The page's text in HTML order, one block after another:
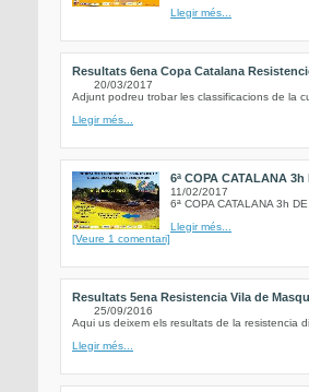
Llegir més...
Resultats 6ena Copa Catalana
20/03/2017
Adjunt podreu trobar les classificacions de la
Llegir més...
6ª COPA CATALANA
11/02/2017
6ª COPA CATALANA 3h
Llegir més...
[Veure 1 comentari]
Resultats 5ena Resistencia Vila de
25/09/2016
Aqui us deixem els resultats de la resistencia
Llegir més...